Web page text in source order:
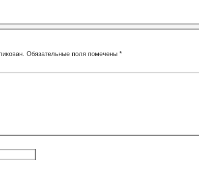
Обязательные поля помечены *